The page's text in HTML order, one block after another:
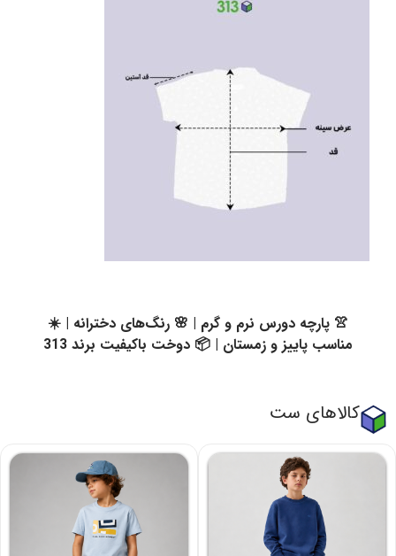
👚 پارچه دورس نرم و گرم | 🌸 رنگ‌های دخترانه | ☀️
مناسب پاییز و زمستان | 📦 دوخت باکیفیت برند 313
کالاهای ست